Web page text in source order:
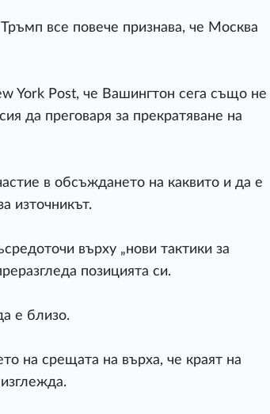
все повече признава, че Москва
York Post, че Вашингтон сега също не
да преговаря за прекратяване на
в обсъждането на каквито и да е
източникът.
върху „нови тактики за
позицията си.
е близо.
на срещата на върха, че краят на